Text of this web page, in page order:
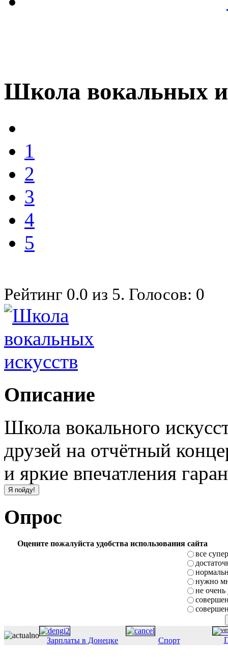
Школа вокальных
1
2
3
4
5
Рейтинг 0.0 из 5. Голосов: 0
Описание
Школа вокального
друзей на отчётный
и яркие впечатления
Опрос
Оцените пожалуйста удобства использования сайта
все супер
нужно
не очень
Зарплаты в Донецке Спорт